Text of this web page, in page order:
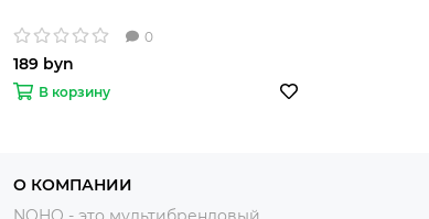
0
189 byn
В корзину
О КОМПАНИИ